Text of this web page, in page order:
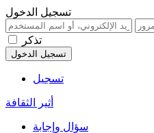
تسجيل الدخول
تذكر
تسجيل
أثير الثقافة
سؤال وإجابة